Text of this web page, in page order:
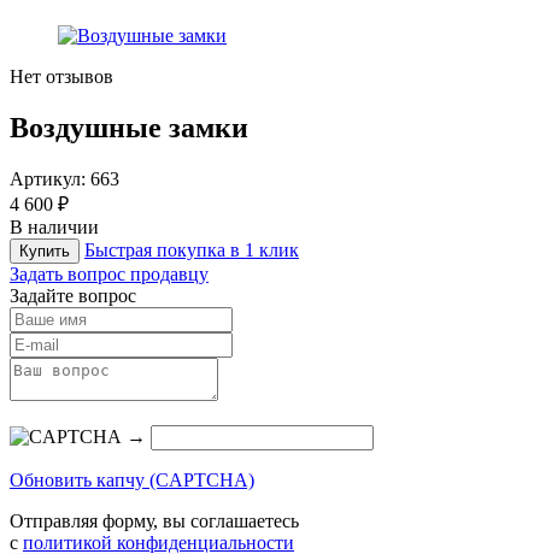
Нет отзывов
Воздушные замки
Артикул: 663
4 600 ₽
В наличии
Купить
Быстрая покупка в 1 клик
Задать вопрос продавцу
Задайте вопрос
→
Обновить капчу (CAPTCHA)
Отправляя форму, вы соглашаетесь
с политикой конфиденциальности